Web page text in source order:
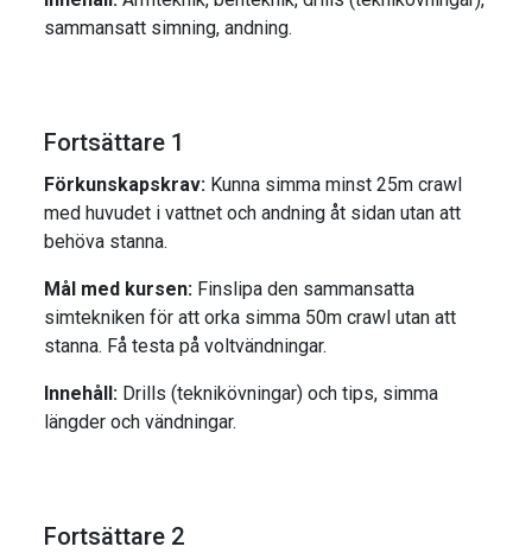
sammansatt simning, andning.
Fortsättare 1
Förkunskapskrav: Kunna simma minst 25m crawl
med huvudet i vattnet och andning åt sidan utan att
behöva stanna.
Mål med kursen: Finslipa den sammansatta
simtekniken för att orka simma 50m crawl utan att
stanna. Få testa på voltvändningar.
Innehåll: Drills (teknikövningar) och tips, simma
längder och vändningar.
Fortsättare 2